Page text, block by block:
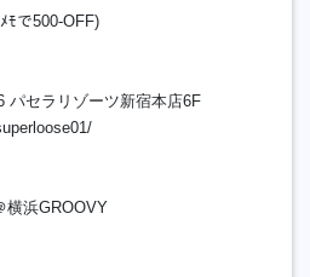
ﾓで500-OFF)
パセラリゾーツ新宿本店6F
横浜GROOVY